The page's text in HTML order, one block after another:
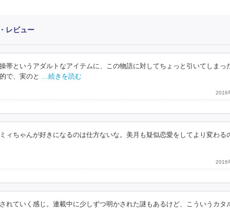
レビュー
帯というアダルトなアイテムに、この物語に対してちょっと引いてしまっ
で、実のと …続きを読む
2016
ちゃんが好きになるのは仕方ないな。美月も疑似恋愛をしてより変わる
2016
れていく感じ。連載中に少しずつ明かされた謎もあるけど、こういうカタ